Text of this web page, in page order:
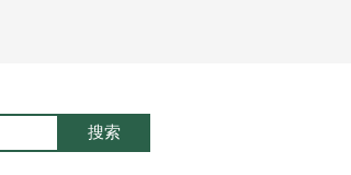
搜索